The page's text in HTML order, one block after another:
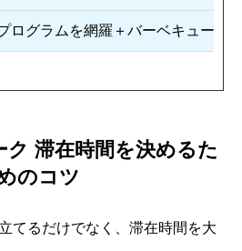
ログラムを網羅＋バーベキューま
滞在時間を決めるた
のコツ
てるだけでなく、滞在時間を大